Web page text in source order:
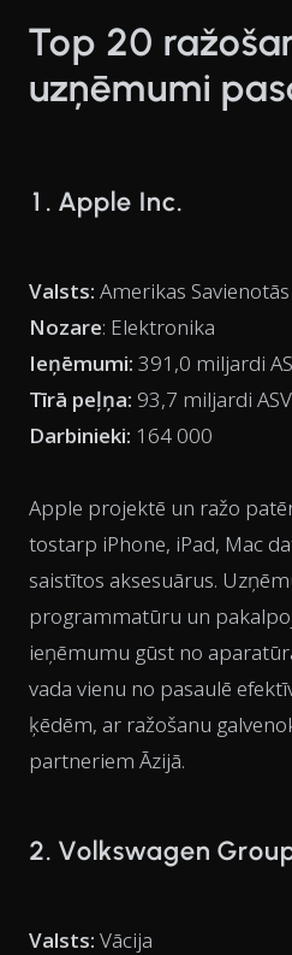
Top 20
uzņēmumi
1. Apple Inc.
Valsts: Amerikas
Nozare: Elektronika
Ieņēmumi: 391,0 miljardi
Tīrā peļņa: 93,7 miljardi
Darbinieki: 164 000
Apple projektē un ražo
tostarp iPhone, iPad, Mac
saistītos aksesuārus.
programmatūru un
ieņēmumu gūst no
vada vienu no pasaulē
ķēdēm, ar ražošanu
partneriem Āzijā.
2. Volkswagen
Valsts: Vācija